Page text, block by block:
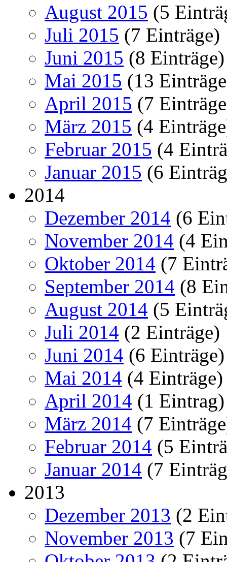
August 2015 (5
Juli 2015 (7 Einträge)
Juni 2015 (8 Einträge)
Mai 2015 (13
April 2015 (7
März 2015 (4
Februar 2015 (4
Januar 2015 (6
2014
Dezember 2014 (6
November 2014 (4
Oktober 2014 (7
September 2014 (8
August 2014 (5
Juli 2014 (2 Einträge)
Juni 2014 (6 Einträge)
Mai 2014 (4 Einträge)
April 2014 (1 Eintrag)
März 2014 (7
Februar 2014 (5
Januar 2014 (7
2013
Dezember 2013 (2
November 2013 (7